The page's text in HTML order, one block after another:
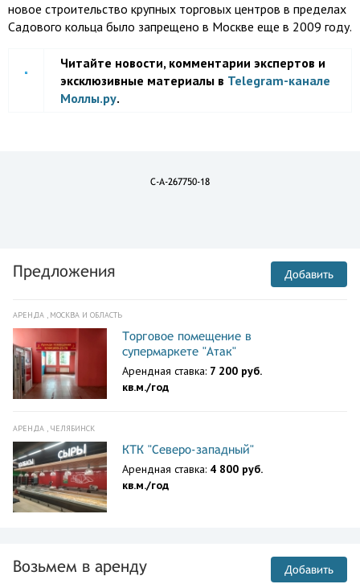
новое строительство крупных торговых центров в пределах
Садового кольца было запрещено в Москве еще в 2009 году.
Читайте новости, комментарии экспертов и
эксклюзивные материалы в Telegram-канале
Моллы.ру.
C-A-267750-18
Предложения Добавить
АРЕНДА , МОСКВА И ОБЛАСТЬ
Торговое помещение в
супермаркете "Атак"
Арендная ставка: 7 200 руб.
кв.м./год
АРЕНДА , ЧЕЛЯБИНСК
КТК "Северо-западный"
Арендная ставка: 4 800 руб.
кв.м./год
Возьмем в аренду Добавить